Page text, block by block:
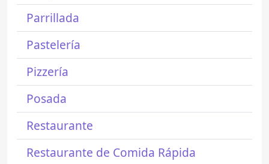
Parrillada
Pastelería
Pizzería
Posada
Restaurante
Restaurante de Comida Rápida